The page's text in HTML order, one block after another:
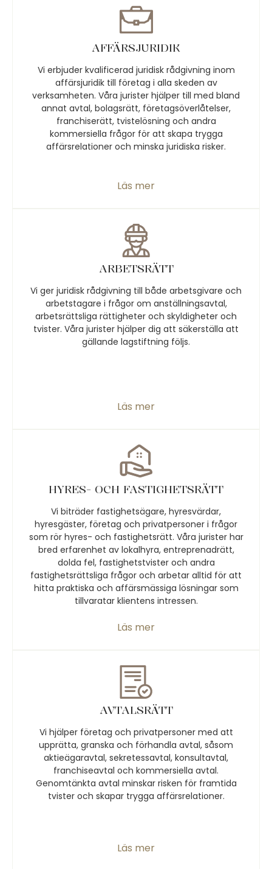
AFFÄRSJURIDIK
Vi erbjuder kvalificerad juridisk rådgivning inom
affärsjuridik till företag i alla skeden av
verksamheten. Våra jurister hjälper till med bland
annat avtal, bolagsrätt, företagsöverlåtelser,
franchiserätt, tvistelösning och andra
kommersiella frågor för att skapa trygga
affärsrelationer och minska juridiska risker.
Läs mer
ARBETSRÄTT
Vi ger juridisk rådgivning till både arbetsgivare och
arbetstagare i frågor om anställningsavtal,
arbetsrättsliga rättigheter och skyldigheter och
tvister. Våra jurister hjälper dig att säkerställa att
gällande lagstiftning följs.
Läs mer
HYRES- OCH FASTIGHETSRÄTT
Vi biträder fastighetsägare, hyresvärdar,
hyresgäster, företag och privatpersoner i frågor
som rör hyres- och fastighetsrätt. Våra jurister har
bred erfarenhet av lokalhyra, entreprenadrätt,
dolda fel, fastighetstvister och andra
fastighetsrättsliga frågor och arbetar alltid för att
hitta praktiska och affärsmässiga lösningar som
tillvaratar klientens intressen.
Läs mer
AVTALSRÄTT
Vi hjälper företag och privatpersoner med att
upprätta, granska och förhandla avtal, såsom
aktieägaravtal, sekretessavtal, konsultavtal,
franchiseavtal och kommersiella avtal.
Genomtänkta avtal minskar risken för framtida
tvister och skapar trygga affärsrelationer.
Läs mer